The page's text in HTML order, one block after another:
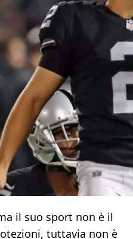
il suo sport non è il
tuttavia non è